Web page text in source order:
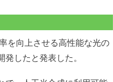
を向上させる高性能な光の
したと発表した。